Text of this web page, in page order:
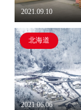
2021.09.10
2021.06.06
北海道